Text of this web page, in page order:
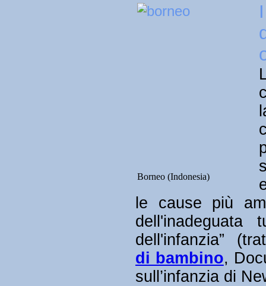
Borneo (Indonesia)
le cause più
dell'infanzia”
di bambino,
sull’infanzia di